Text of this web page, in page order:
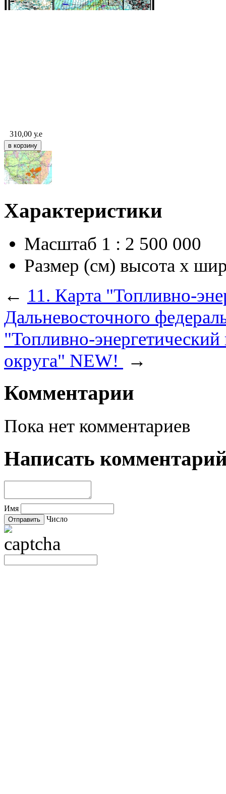
310,00 у.е
Характеристики
Масштаб 1 : 2 500 000
Размер (см) высота х
← 11. Карта "Топливно-
Дальневосточного
"Топливно-
округа" NEW!
→
Комментарии
Пока нет комментариев
Написать
Имя
Число